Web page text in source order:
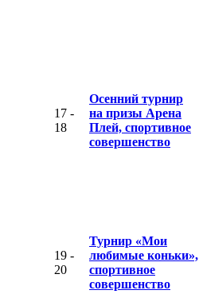
17 -
18
Осенний турнир
на призы Арена
Плей, спортивное
совершенство
19 -
20
Турнир «Мои
любимые коньки»,
спортивное
совершенство